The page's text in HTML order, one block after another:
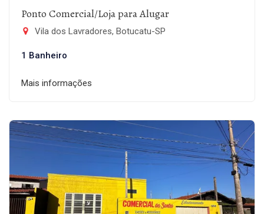
Ponto Comercial/Loja para Alugar
Vila dos Lavradores, Botucatu-SP
1 Banheiro
Mais informações